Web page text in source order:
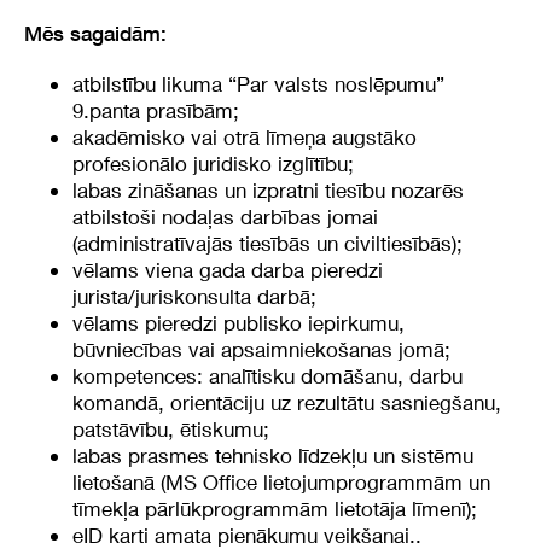
Mēs sagaidām:
atbilstību likuma “Par valsts noslēpumu”
9.panta prasībām;
akadēmisko vai otrā līmeņa augstāko
profesionālo juridisko izglītību;
labas zināšanas un izpratni tiesību nozarēs
atbilstoši nodaļas darbības jomai
(administratīvajās tiesībās un civiltiesībās);
vēlams viena gada darba pieredzi
jurista/juriskonsulta darbā;
vēlams pieredzi publisko iepirkumu,
būvniecības vai apsaimniekošanas jomā;
kompetences: analītisku domāšanu, darbu
komandā, orientāciju uz rezultātu sasniegšanu,
patstāvību, ētiskumu;
labas prasmes tehnisko līdzekļu un sistēmu
lietošanā (MS Office lietojumprogrammām un
tīmekļa pārlūkprogrammām lietotāja līmenī);
eID karti amata pienākumu veikšanai..